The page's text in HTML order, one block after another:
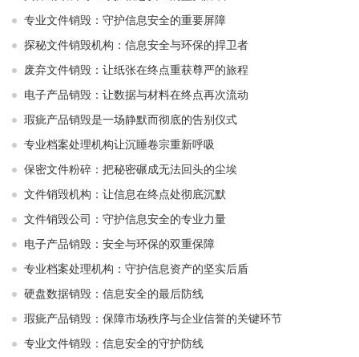
专业文件销毁：守护信息安全的重要屏障
探秘文件销毁机构：信息安全与环保的捍卫者
废弃文件销毁：让纸张在终点重获尊严的旅程
电子产品销毁：让数据与材料在终点再次流动
瑕疵产品销毁是一场静默而彻底的告别仪式
专业档案处理机构让沉睡卷宗重新呼吸
保密文件粉碎：把秘密碾成无法回头的尘埃
文件销毁机构：让信息在终点处彻底沉默
文件销毁公司：守护信息安全的专业力量
电子产品销毁：安全与环保的双重保障
专业档案处理机构：守护信息资产的坚实后盾
硬盘数据销毁：信息安全的最后防线
瑕疵产品销毁：保障市场秩序与企业信誉的关键环节
专业文件销毁：信息安全的守护防线